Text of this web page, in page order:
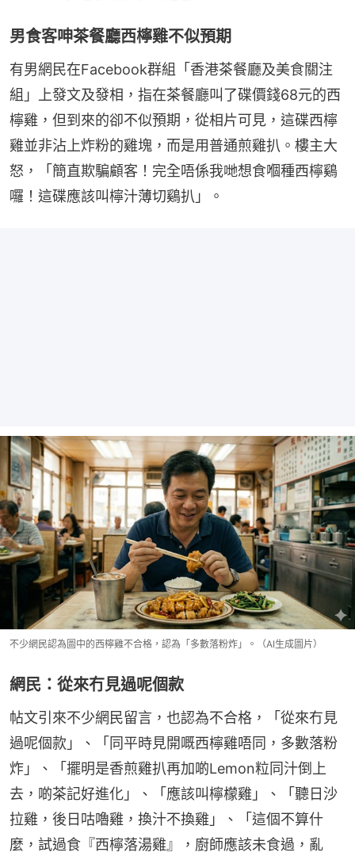
男食客呻茶餐廳西檸雞不似預期
有男網民在Facebook群組「香港茶餐廳及美食關注
組」上發文及發相，指在茶餐廳叫了碟價錢68元的西
檸雞，但到來的卻不似預期，從相片可見，這碟西檸
雞並非沾上炸粉的雞塊，而是用普通煎雞扒。樓主大
怒，「簡直欺騙顧客！完全唔係我哋想食嗰種西檸鷄
囉！這碟應該叫檸汁薄切鷄扒」。
不少網民認為圖中的西檸雞不合格，認為「多數落粉炸」。（AI生成圖片）
網民：從來冇見過呢個款
帖文引來不少網民留言，也認為不合格，「從來冇見
過呢個款」、「同平時見開嘅西檸雞唔同，多數落粉
炸」、「擺明是香煎雞扒再加啲Lemon粒同汁倒上
去，啲茶記好進化」、「應該叫檸檬雞」、「聽日沙
拉雞，後日咕嚕雞，換汁不換雞」、「這個不算什
麼，試過食『西檸落湯雞』，廚師應該未食過，亂